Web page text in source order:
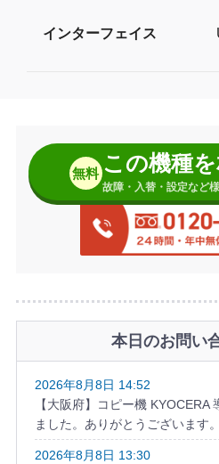
インターフェイス
無料 この機種
故障・入替・設定など
本日のお問い
2026年8月8日 14:52
【大阪府】コピー機 KYOCERA
ました。ありがとうございます。
2026年8月8日 13:30